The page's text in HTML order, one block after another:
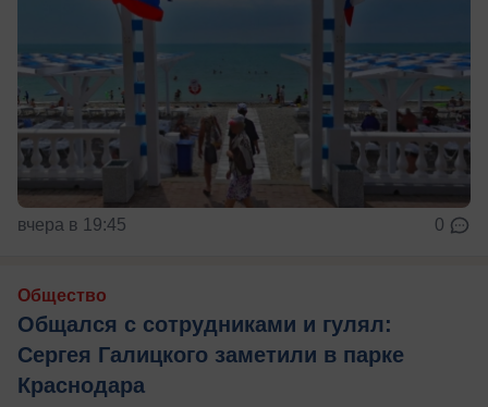
вчера в 19:45 0
Общество
Общался с сотрудниками и гулял:
Сергея Галицкого заметили в парке
Краснодара